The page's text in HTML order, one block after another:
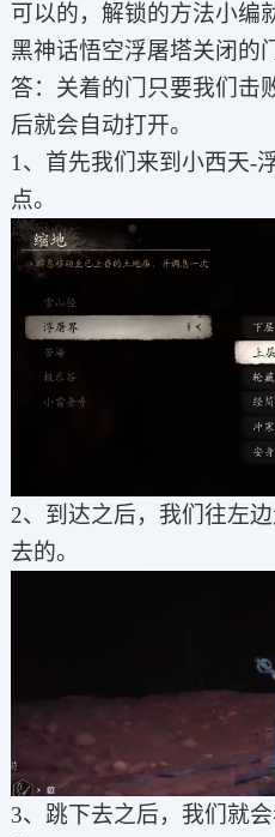
可以的，解锁的方法小编
黑神话悟空浮屠塔关闭的
答：关着的门只要我们击
后就会自动打开。
1、首先我们来到小西天-
点。
2、到达之后，我们往左
去的。
3、跳下去之后，我们就